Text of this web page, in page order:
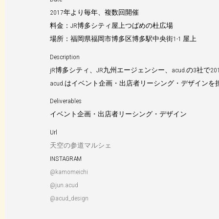
2017年より毎年、複数回開催
料金：JR博多シティ屋上つばめの杜広場
場所：福岡県福岡市博多区博多駅中央街1-1 屋上
Description
jR博多シティ、JR九州エージェンシー、acud.の3社で
acud.はイベント企画・出店者リーシング・デザインを
Deliverables
イベント企画・出店者リーシング・デザイン
Url
天空の参道マルシェ
INSTAGRAM
@kamomeichi
@jun.acud
@acud_design